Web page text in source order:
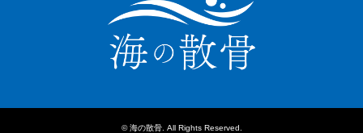
©海の散骨. All Rights Reserved.